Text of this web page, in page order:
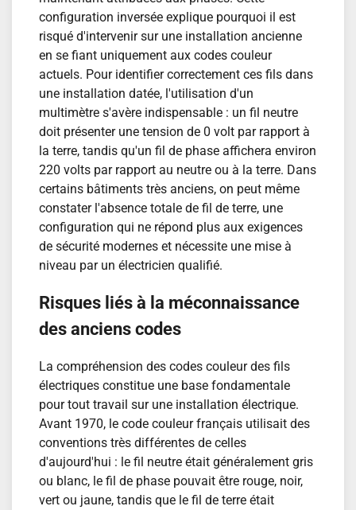
configuration inversée explique pourquoi il est
risqué d'intervenir sur une installation ancienne
en se fiant uniquement aux codes couleur
actuels. Pour identifier correctement ces fils dans
une installation datée, l'utilisation d'un
multimètre s'avère indispensable : un fil neutre
doit présenter une tension de 0 volt par rapport à
la terre, tandis qu'un fil de phase affichera environ
220 volts par rapport au neutre ou à la terre. Dans
certains bâtiments très anciens, on peut même
constater l'absence totale de fil de terre, une
configuration qui ne répond plus aux exigences
de sécurité modernes et nécessite une mise à
niveau par un électricien qualifié.
Risques liés à la méconnaissance
des anciens codes
La compréhension des codes couleur des fils
électriques constitue une base fondamentale
pour tout travail sur une installation électrique.
Avant 1970, le code couleur français utilisait des
conventions très différentes de celles
d'aujourd'hui : le fil neutre était généralement gris
ou blanc, le fil de phase pouvait être rouge, noir,
vert ou jaune, tandis que le fil de terre était